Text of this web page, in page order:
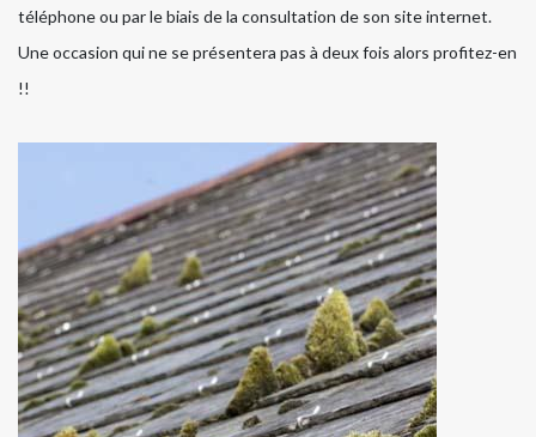
téléphone ou par le biais de la consultation de son site internet.
Une occasion qui ne se présentera pas à deux fois alors profitez-en
!!